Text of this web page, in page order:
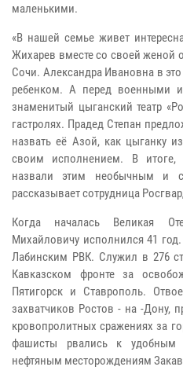
маленькими.
«В нашей семье живет
Жихарев вместе со своей женой
Сочи. Александра Ивановна в
ребенком. А перед военными
знаменитый цыганский театр
гастролях. Прадед Степан
назвать её Азой, как цыганку
своим исполнением. В итоге,
назвали этим необычным и
рассказывает сотрудница
Когда началась Великая
Михайловичу исполнился 41
Лабинским РВК. Служил в 276
Кавказском фронте за
Пятигорск и Ставрополь.
захватчиков Ростов - на -Дону,
кровопролитных сражениях за
фашисты рвались к
нефтяным месторождениям